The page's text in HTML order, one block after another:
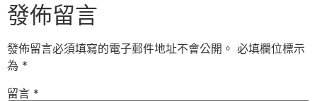
發佈留言
發佈留言必須填寫的電子郵件地址不會公開。 必填欄位標示
為 *
留言 *